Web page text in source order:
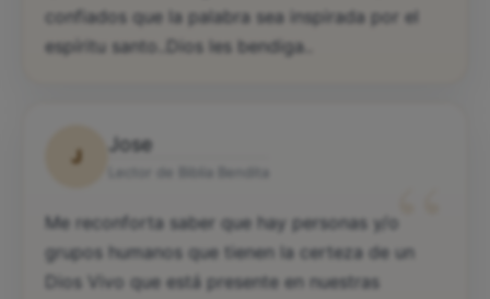
confiados que la palabra sea inspirada por el
espíritu santo..Dios les bendiga..
J
Jose
“
Me reconforta saber que hay personas y/o
grupos humanos que tienen la certeza de un
Dios Vivo que está presente en nuestras